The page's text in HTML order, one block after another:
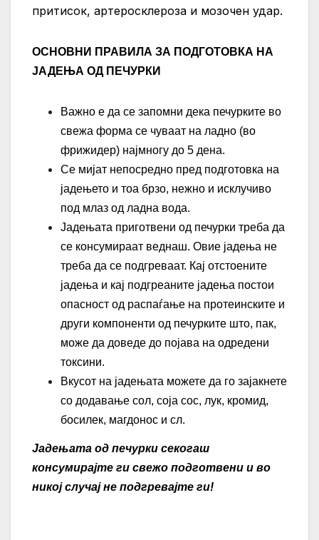
притисок, артеросклероза и мозочен удар.
ОСНОВНИ ПРАВИЛА ЗА ПОДГОТОВКА НА
ЈАДЕЊА ОД ПЕЧУРКИ
Важно е да се запомни дека печурките во
свежа форма се чуваат на ладно (во
фрижидер) најмногу до 5 дена.
Се мијат непосредно пред подготовка на
јадењето и тоа брзо, нежно и исклучиво
под млаз од ладна вода.
Јадењата приготвени од печурки треба да
се консумираат веднаш. Овие јадења не
треба да се подгреваат. Кај отстоените
јадења и кај подгреаните јадења постои
опасност од распаѓање на протеинските и
други компоненти од печурките што, пак,
може да доведе до појава на одредени
токсини.
Вкусот на јадењата можете да го зајакнете
со додавање сол, соја сос, лук, кромид,
босилек, магдонос и сл.
Јадењата од печурки секогаш
консумирајте ги свежо подготвени и во
никој случај не подгревајте ги!